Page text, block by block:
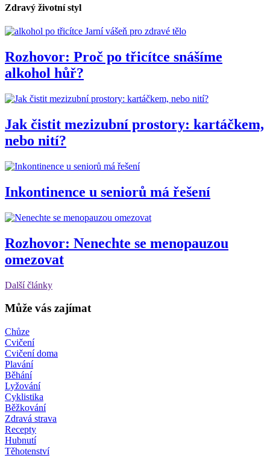
Zdravý životní styl
Jarní vášeň pro zdravé tělo
Rozhovor: Proč po třicítce snášíme
alkohol hůř?
Jak čistit mezizubní prostory: kartáčkem,
nebo nití?
Inkontinence u seniorů má řešení
Rozhovor: Nenechte se menopauzou
omezovat
Další články
Může vás zajímat
Chůze
Cvičení
Cvičení doma
Plavání
Běhání
Lyžování
Cyklistika
Běžkování
Zdravá strava
Recepty
Hubnutí
Těhotenství